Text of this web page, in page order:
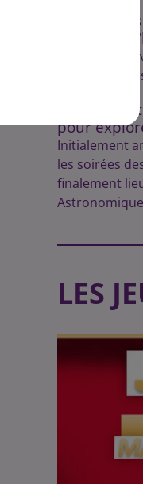
Les
découvrez
Lulu vous
comme si
Nuits des
pour
Initialement
les soirées
finalement
LES